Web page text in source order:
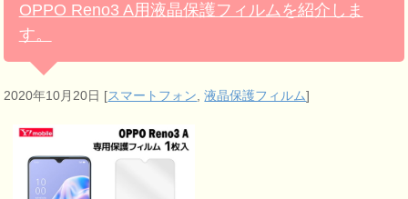
OPPO Reno3 A用液晶保護フィルムを紹介しま
す。
2020年10月20日 [スマートフォン,液晶保護フィルム]